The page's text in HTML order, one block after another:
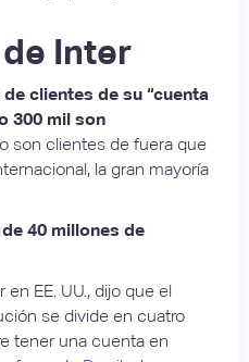
Inter
clientes de su “cuenta
300 mil son
son clientes de fuera que
la gran mayoría
40 millones de
EE. UU., dijo que el
se divide en cuatro
tener una cuenta en